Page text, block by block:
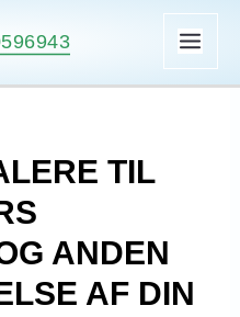
TIL
ANDEN
AF DIN